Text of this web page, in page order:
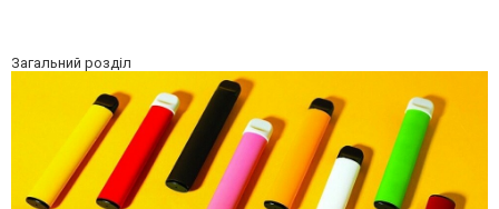
Загальний розділ